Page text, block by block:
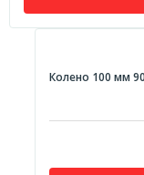
Колено 100 мм